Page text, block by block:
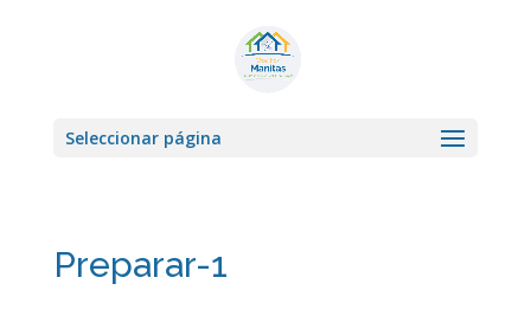
Seleccionar página
Preparar-1